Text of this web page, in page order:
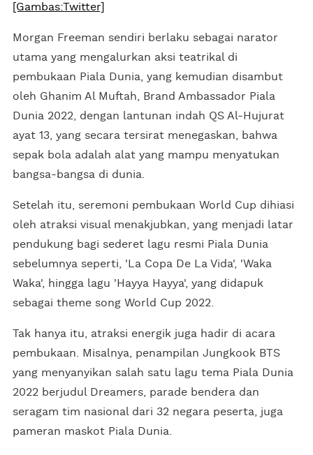
[Gambas:Twitter]
Morgan Freeman sendiri berlaku sebagai narator
utama yang mengalurkan aksi teatrikal di
pembukaan Piala Dunia, yang kemudian disambut
oleh Ghanim Al Muftah, Brand Ambassador Piala
Dunia 2022, dengan lantunan indah QS Al-Hujurat
ayat 13, yang secara tersirat menegaskan, bahwa
sepak bola adalah alat yang mampu menyatukan
bangsa-bangsa di dunia.
Setelah itu, seremoni pembukaan World Cup dihiasi
oleh atraksi visual menakjubkan, yang menjadi latar
pendukung bagi sederet lagu resmi Piala Dunia
sebelumnya seperti, 'La Copa De La Vida', 'Waka
Waka', hingga lagu 'Hayya Hayya', yang didapuk
sebagai theme song World Cup 2022.
Tak hanya itu, atraksi energik juga hadir di acara
pembukaan. Misalnya, penampilan Jungkook BTS
yang menyanyikan salah satu lagu tema Piala Dunia
2022 berjudul Dreamers, parade bendera dan
seragam tim nasional dari 32 negara peserta, juga
pameran maskot Piala Dunia.